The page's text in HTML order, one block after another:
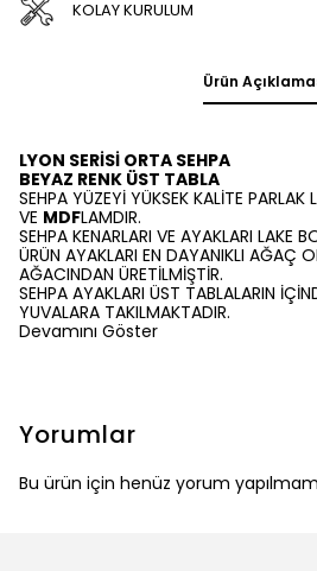
KOLAY KURULUM
Ürün
LYON SERİSİ ORTA SEHPA
BEYAZ RENK ÜST TABLA
SEHPA YÜZEYİ YÜKSEK KALİTE PARLAK
VE MDFLAMDIR.
SEHPA KENARLARI VE AYAKLARI LAKE
ÜRÜN AYAKLARI EN DAYANIKLI AĞAÇ
AĞACINDAN ÜRETİLMİŞTİR.
SEHPA AYAKLARI ÜST TABLALARIN
YUVALARA TAKILMAKTADIR.
Devamını Göster
Yorumlar
Bu ürün için henüz yorum